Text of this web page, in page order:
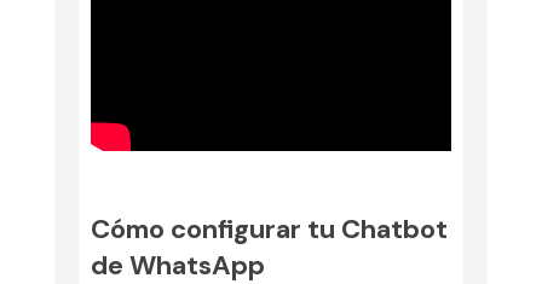
Cómo configurar tu Chatbot
de WhatsApp